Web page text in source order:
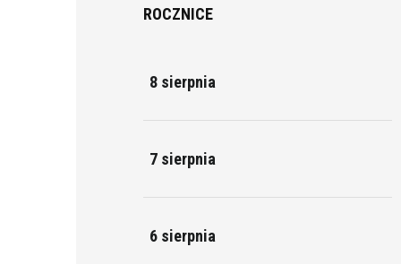
ROCZNICE
8 sierpnia
7 sierpnia
6 sierpnia